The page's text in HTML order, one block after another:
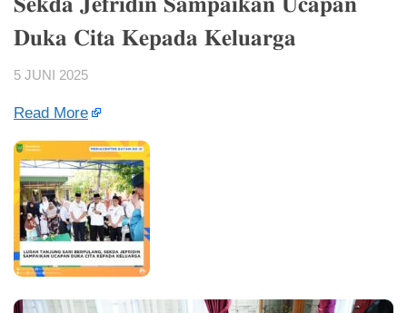
𝐃𝐮𝐤𝐚 𝐂𝐢𝐭𝐚 𝐊𝐞𝐩𝐚𝐝𝐚 𝐊𝐞𝐥𝐮𝐚𝐫𝐠𝐚
5 JUNI 2025
Read More